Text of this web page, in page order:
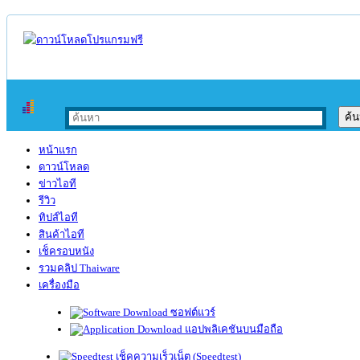
หน้าแรก
ดาวน์โหลด
ข่าวไอที
รีวิว
ทิปส์ไอที
สินค้าไอที
เช็ครอบหนัง
รวมคลิป Thaiware
เครื่องมือ
ซอฟต์แวร์
แอปพลิเคชันบนมือถือ
เช็คความเร็วเน็ต (Speedtest)